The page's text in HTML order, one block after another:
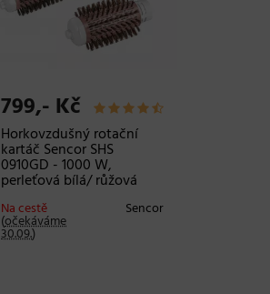
799,- Kč
Horkovzdušný rotační
kartáč Sencor SHS
0910GD - 1000 W,
perleťová bílá/ růžová
Sencor
Na cestě
(očekáváme
30.09.)